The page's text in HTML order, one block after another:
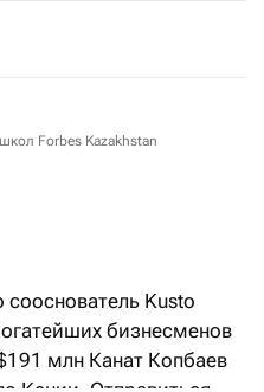
Forbes Kazakhstan
сооснователь Kusto
бизнесменов
млн Канат Копбаев